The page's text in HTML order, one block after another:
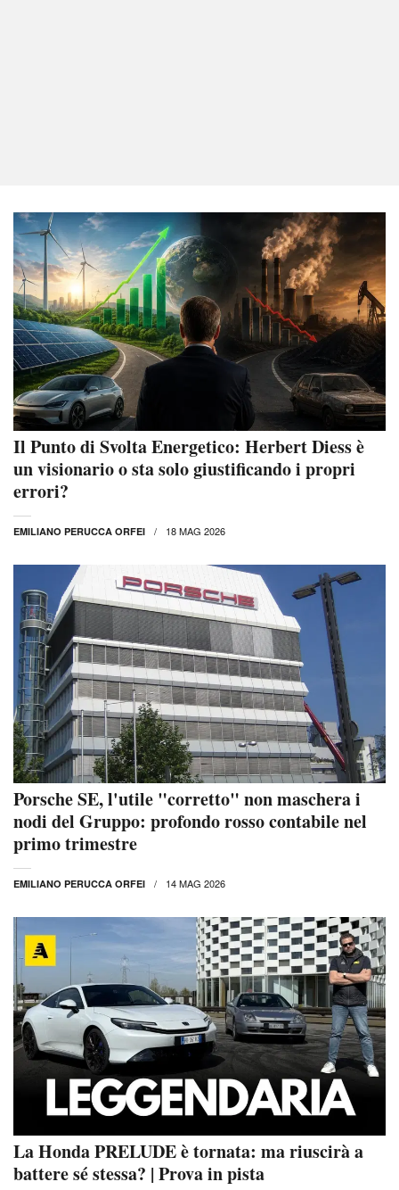
Il Punto di Svolta Energetico: Herbert Diess è
un visionario o sta solo giustificando i propri
errori?
EMILIANO PERUCCA ORFEI 18 MAG 2026
Porsche SE, l'utile "corretto" non maschera i
nodi del Gruppo: profondo rosso contabile nel
primo trimestre
EMILIANO PERUCCA ORFEI 14 MAG 2026
La Honda PRELUDE è tornata: ma riuscirà a
battere sé stessa? | Prova in pista